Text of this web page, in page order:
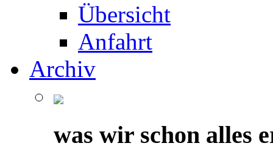
Übersicht
Anfahrt
Archiv
was wir schon alles